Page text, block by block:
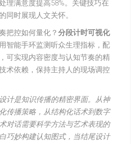
理满意度提高58%。关键技巧在
同时展现人文关怀。
把控如何量化？ 分段计时可视化
智能手环监测听众生理指标，配
可实现内容密度与认知节奏的精
术依赖，保持主持人的现场调控
计是知识传播的精密界面。从神
传播策略，从结构化话术到数字
对话需要科学方法与艺术表现的
巧妙构建认知图式，当结尾设计